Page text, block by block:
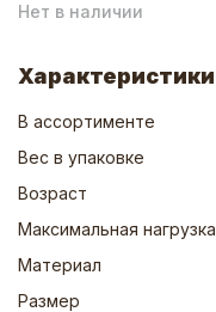
Нет в наличии
Характеристики
В ассортименте
Вес в упаковке
Возраст
Максимальная нагрузка
Материал
Размер